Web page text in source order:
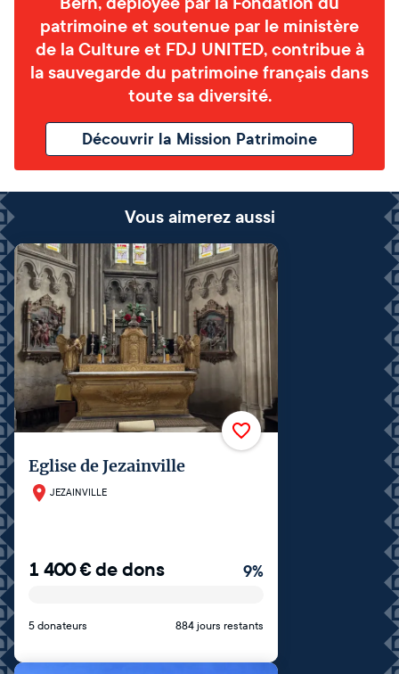
patrimoine et soutenue par le ministère
de la Culture et FDJ UNITED, contribue à
la sauvegarde du patrimoine français dans
toute sa diversité.
Découvrir la Mission Patrimoine
Vous aimerez aussi
Eglise de Jezainville
JEZAINVILLE
1 400€de dons 9%
5 donateurs 884 jours restants